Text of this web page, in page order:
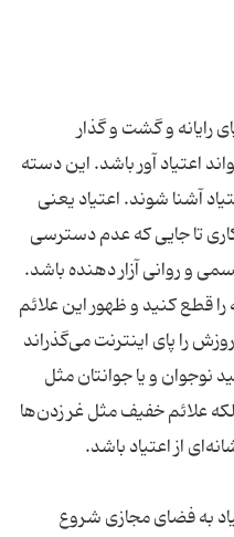
رایانه و گشت و گذار
اعتیاد آور باشد. این دسته
آشنا شوند. اعتیاد یعنی
تا جایی که عدم دسترسی
و روانی آزار دهنده باشد.
را قطع کنید و ظهور این علائم
را پای اینترنت می‌گذراند
نوجوان و یا جوانتان مثل
علائم خفیف مثل غر زدن‌ها
به فضای مجازی شروع